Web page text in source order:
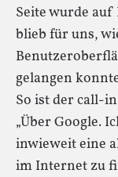
Seite wurde
blieb für uns,
gelangen
So ist der call-
„Über Google.
inwieweit eine
im Internet zu